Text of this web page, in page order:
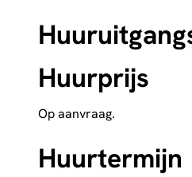
Huurprijs
Op aanvraag.
Huurtermijn